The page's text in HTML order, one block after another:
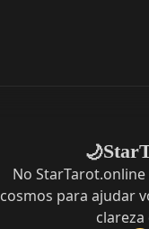
🌙
No
cosmos para ajudar